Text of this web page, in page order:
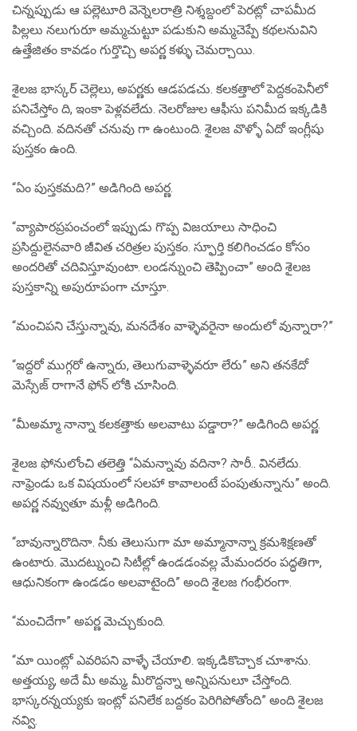
చిన్నప్పుడు ఆ పల్లెటూరి వెన్నెలరాత్రి నిశ్శబ్దంలో పెరట్లో చాపమీద
పిల్లలు నలుగురూ అమ్మచుట్టూ పడుకుని అమ్మచెప్పే కథలనువిని
ఉత్తేజితం కావడం గుర్తొచ్చి అపర్ణ కళ్ళు చెమర్చాయి.
శైలజ భాస్కర్ చెల్లెలు, అపర్ణకు ఆడపడచు. కలకత్తాలో పెద్దకంపెనీలో
పనిచేస్తోం ది, ఇంకా పెళ్లవలేదు. నెలరోజుల ఆఫీసు పనిమీద ఇక్కడికి
వచ్చింది. వదినతో చనువు గా ఉంటుంది. శైలజ వొళ్ళో ఏదో ఇంగ్లీషు
పుస్తకం ఉంది.
“ఏం పుస్తకమది?” అడిగింది అపర్ణ.
“వ్యాపారప్రపంచంలో ఇప్పుడు గొప్ప విజయాలు సాధించి
ప్రసిద్దులైనవారి జీవిత చరిత్రల పుస్తకం. స్ఫూర్తి కలిగించడం కోసం
అందరితో చదివిస్తూవుంటా. లండన్నుంచి తెప్పించా” అంది శైలజ
పుస్తకాన్ని అపురూపంగా చూస్తూ.
“మంచిపని చేస్తున్నావు, మనదేశం వాళ్ళెవరైనా అందులో వున్నారా?”
“ఇద్దరో ముగ్గరో ఉన్నారు, తెలుగువాళ్ళెవరూ లేరు” అని తనకేదో
మెస్సేజ్ రాగానే ఫోన్ లోకి చూసింది.
“మీఅమ్మా నాన్నా కలకత్తాకు అలవాటు పడ్డారా?” అడిగింది అపర్ణ.
శైలజ ఫోనులోంచి తలెత్తి “ఏమన్నావు వదినా? సారీ.. వినలేదు.
నాఫ్రెండు ఒక విషయంలో సలహా కావాలంటే పంపుతున్నాను” అంది.
అపర్ణ నవ్వుతూ మళ్లీ అడిగింది.
“బావున్నారొదినా. నీకు తెలుసుగా మా అమ్మానాన్నా క్రమశిక్షణతో
ఉంటారు. మొదట్నుంచి సిటీల్లో ఉండడంవల్ల మేమందరం పద్ధతిగా,
ఆధునికంగా ఉండడం అలవాటైంది” అంది శైలజ గంభీరంగా.
“మంచిదేగా” అపర్ణ మెచ్చుకుంది.
“మా యింట్లో ఎవరిపని వాళ్ళే చేయాలి. ఇక్కడికొచ్చాక చూశాను.
అత్తయ్య, అదే మీ అమ్మ, మీరొద్దన్నా అన్నిపనులూ చేస్తోంది.
భాస్కరన్నయ్యకు ఇంట్లో పనిలేక బద్దకం పెరిగిపోతోంది” అంది శైలజ
నవ్వి.